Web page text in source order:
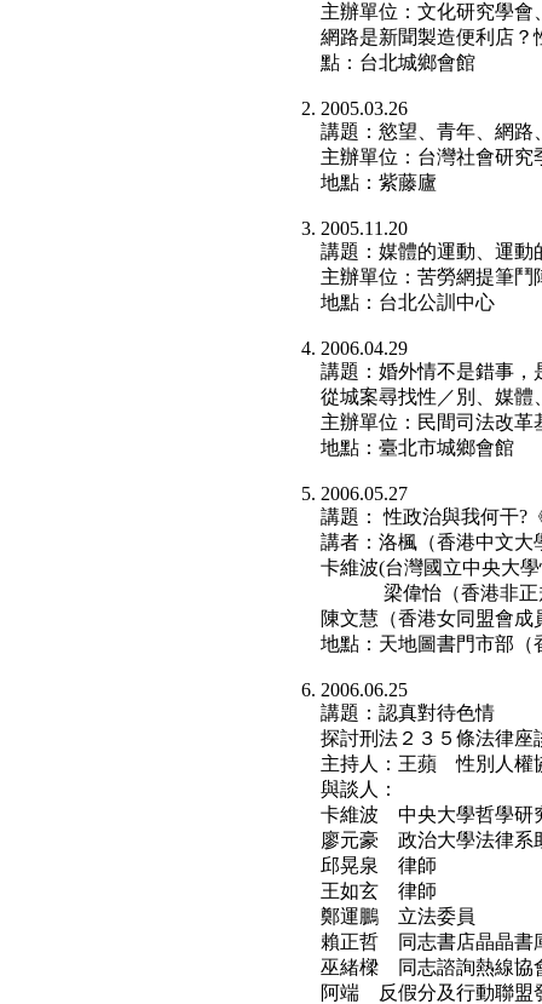
主辦單位：文化研究學會
網路是新聞製造便利店？
點：台北城鄉會館
2005.03.26
講題：慾望、青年、網路
主辦單位：台灣社會研
地點：紫藤廬
2005.11.20
講題：媒體的運動、運動
主辦單位：苦勞網提筆
地點：台北公訓中心
2006.04.29
講題：婚外情不是錯事，
從城案尋找性／別、媒體
主辦單位：民間司法改革
地點：臺北市城鄉會館
2006.05.27
講題： 性政治與我何干?
講者：洛楓（香港中文大
卡維波(台灣國立中央大
梁偉怡（香港非正規
陳文慧（香港女同盟會成
地點：天地圖書門市部（
2006.06.25
講題：認真對待色情
探討刑法２３５條法律座
主持人：王蘋 性別人權
與談人：
卡維波 中央大學哲學研
廖元豪 政治大學法律系
邱晃泉 律師
王如玄 律師
鄭運鵬 立法委員
賴正哲 同志書店晶晶書
巫緒樑 同志諮詢熱線協
阿端 反假分及行動聯盟